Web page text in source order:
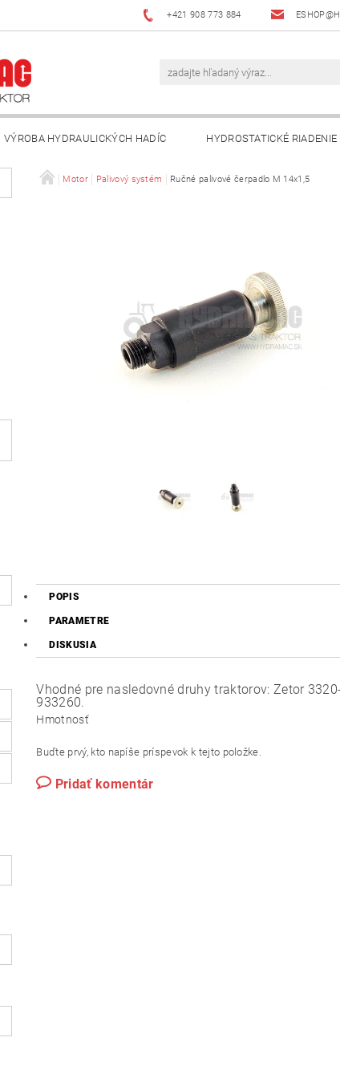
+421 908 773 884
VÝROBA HYDRAULICKÝCH HADÍC HYDROSTATICKÉ
KONTAKT AKO NAKUPOVAŤ? DÔLEŽITÉ
Motor Palivový systém Ručné palivové čerpadlo M 14x1,5
POPIS
PARAMETRE
DISKUSIA
Vhodné pre nasledovné druhy traktorov: Zetor
933260.
Hmotnosť
Buďte prvý, kto napíše príspevok k tejto položke.
Pridať komentár